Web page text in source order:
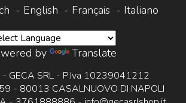
- English - Français - Italiano
by Translate
- GECA SRL - P.Iva 10239041212
- 80013 CASALNUOVO DI NAPOLI